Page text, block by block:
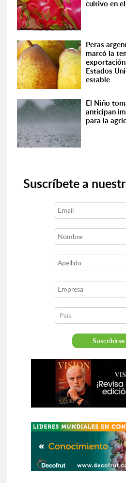
cultivo en
Peras
marcó la
Estados
estable
El Niño
anticipan
para la
Suscríbete a